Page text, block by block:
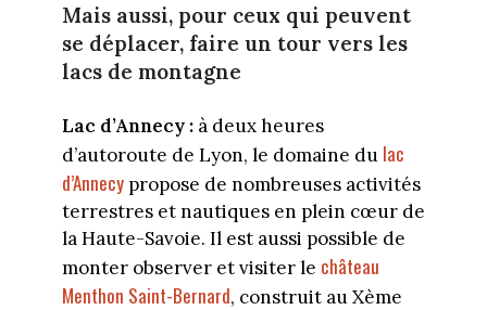
Mais aussi, pour ceux qui peuvent
se déplacer, faire un tour vers les
lacs de montagne
Lac d’Annecy :à deux heures
d’autoroute de Lyon, le domaine du lac
d’Annecypropose de nombreuses activités
terrestres et nautiques en plein cœur de
la Haute-Savoie. Il est aussi possible de
monter observer et visiter le château
Menthon Saint-Bernard, construit au Xème